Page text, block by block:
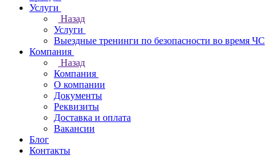
Услуги
Назад
Услуги
Выездные тренинги по безопасности во время ЧС
Компания
Назад
Компания
О компании
Документы
Реквизиты
Доставка и оплата
Вакансии
Блог
Контакты